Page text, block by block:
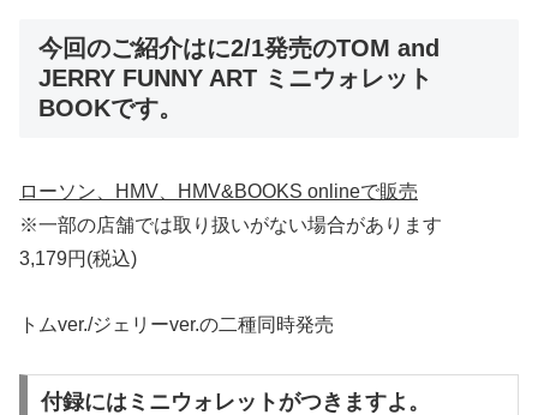
今回のご紹介はに2/1発売のTOM and
JERRY FUNNY ART ミニウォレット
BOOKです。
ローソン、 HMV HMV&BOOKS onlineで販売
※一部の店舗では取り扱いがない場合があります
3,179円(税込)
トムver./ジェリーver.の二種同時発売
付録にはミニウォレットがつきますよ。